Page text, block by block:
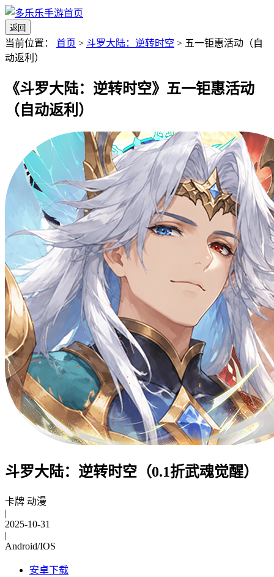
返回
当前位置： 首页 > 斗罗大陆：逆转时空 > 五一钜惠活动（自
动返利）
《斗罗大陆：逆转时空》五一钜惠活动
（自动返利）
斗罗大陆：逆转时空（0.1折武魂觉醒）
卡牌 动漫
|
2025-10-31
|
Android/IOS
安卓下载